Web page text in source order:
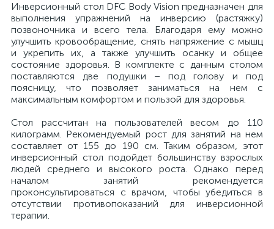
Инверсионный стол DFC Body Vision предназначен для
выполнения упражнений на инверсию (растяжку)
позвоночника и всего тела. Благодаря ему можно
улучшить кровообращение, снять напряжение с мышц
и укрепить их, а также улучшить осанку и общее
состояние здоровья. В комплекте с данным столом
поставляются две подушки – под голову и под
поясницу, что позволяет заниматься на нем с
максимальным комфортом и пользой для здоровья.
Стол рассчитан на пользователей весом до 110
килограмм. Рекомендуемый рост для занятий на нем
составляет от 155 до 190 см. Таким образом, этот
инверсионный стол подойдет большинству взрослых
людей среднего и высокого роста. Однако перед
началом занятий рекомендуется
проконсультироваться с врачом, чтобы убедиться в
отсутствии противопоказаний для инверсионной
терапии.